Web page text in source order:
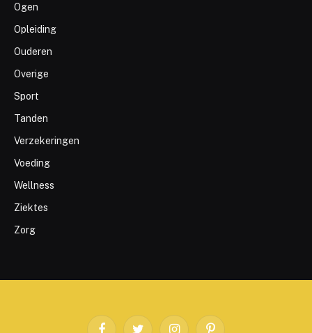
Ogen
Opleiding
Ouderen
Overige
Sport
Tanden
Verzekeringen
Voeding
Wellness
Ziektes
Zorg